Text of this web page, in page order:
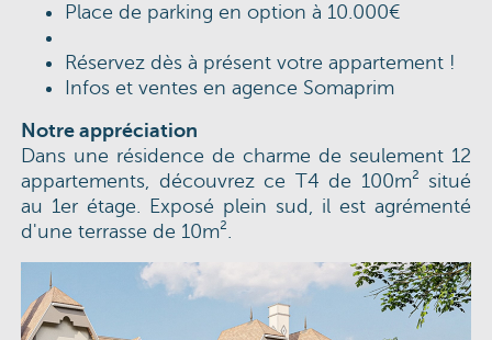
Place de parking en option à 10.000€
Réservez dès à présent votre appartement !
Infos et ventes en agence Somaprim
Notre appréciation
Dans une résidence de charme de seulement 12
appartements, découvrez ce T4 de 100m² situé
au 1er étage. Exposé plein sud, il est agrémenté
d'une terrasse de 10m².